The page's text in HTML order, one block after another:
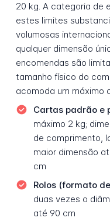
20 kg. A categoria de
estes limites
volumosas
qualquer dimensão
encomendas são
tamanho físico do
acomoda um máximo
Cartas padrão e
máximo 2 kg;
de comprimento,
maior dimensão
cm
Rolos (formato
duas vezes o
até 90 cm